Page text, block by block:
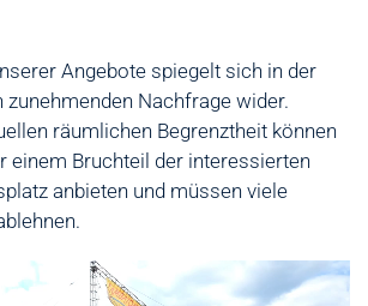
Angebote spiegelt sich in der
zunehmenden Nachfrage wider.
räumlichen Begrenztheit können
einem Bruchteil der interessierten
anbieten und müssen viele